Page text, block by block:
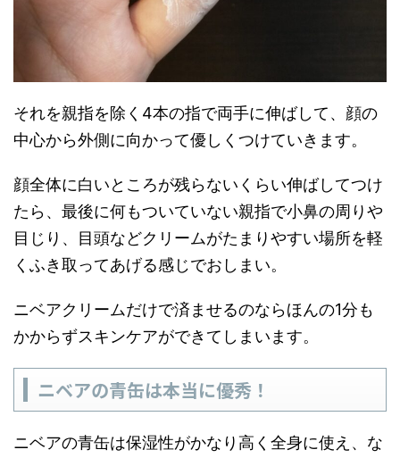
それを親指を除く4本の指で両手に伸ばして、顔の
中心から外側に向かって優しくつけていきます。
顔全体に白いところが残らないくらい伸ばしてつけ
たら、最後に何もついていない親指で小鼻の周りや
目じり、目頭などクリームがたまりやすい場所を軽
くふき取ってあげる感じでおしまい。
ニベアクリームだけで済ませるのならほんの1分も
かからずスキンケアができてしまいます。
ニベアの青缶は本当に優秀！
ニベアの青缶は保湿性がかなり高く全身に使え、な